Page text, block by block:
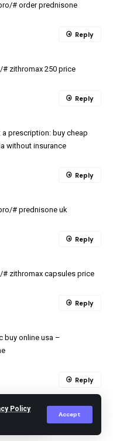
Policy
Accept
# order prednisone
# zithromax 250 price
Reply
prescription: buy cheap
without insurance
Reply
# prednisone uk
Reply
# zithromax capsules price
Reply
buy online usa –
Reply
#cost of propecia no
Reply